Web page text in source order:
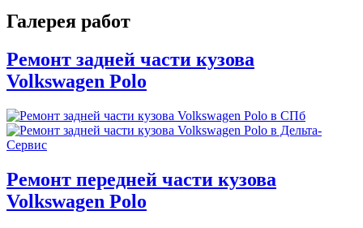
Галерея работ
Ремонт задней части кузова
Volkswagen Polo
Ремонт передней части кузова
Volkswagen Polo